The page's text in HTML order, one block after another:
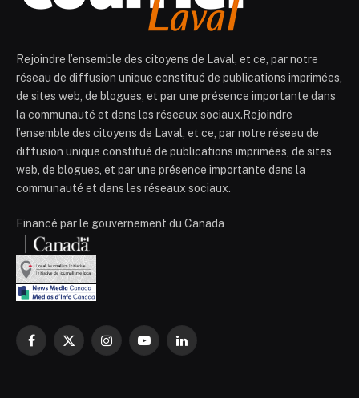
Rejoindre l’ensemble des citoyens de Laval, et ce, par notre
réseau de diffusion unique constitué de publications imprimées,
de sites web, de blogues, et par une présence importante dans
la communauté et dans les réseaux sociaux.Rejoindre
l’ensemble des citoyens de Laval, et ce, par notre réseau de
diffusion unique constitué de publications imprimées, de sites
web, de blogues, et par une présence importante dans la
communauté et dans les réseaux sociaux.
Financé par le gouvernement du Canada
Facebook
X
InstagramYouTubeLinkedIn